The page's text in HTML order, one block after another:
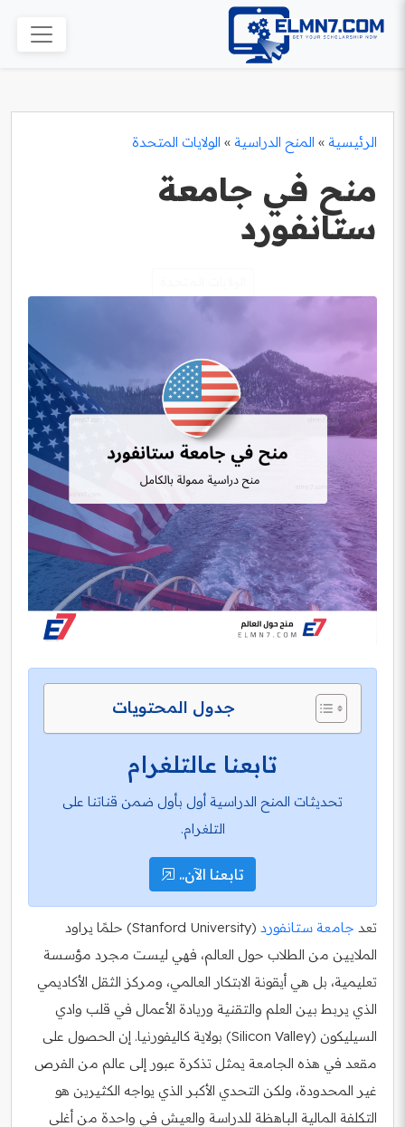
الرئيسية » المنح الدراسية » الولايات المتحدة
منح في جامعة
ستانفورد
جدول المحتويات
تابعنا عالتلغرام
تحديثات المنح الدراسية أول بأول ضمن قناتنا على
التلغرام.
تابعنا الآن..
تعد جامعة ستانفورد
(Stanford University) حلمًا يراود
الملايين من الطلاب حول العالم، فهي ليست مجرد مؤسسة
تعليمية، بل هي أيقونة الابتكار العالمي، ومركز الثقل الأكاديمي
الذي يربط بين العلم والتقنية وريادة الأعمال في قلب وادي
السيليكون (Silicon Valley) بولاية كاليفورنيا. إن الحصول على
مقعد في هذه الجامعة يمثل تذكرة عبور إلى عالم من الفرص
غير المحدودة، ولكن التحدي الأكبر الذي يواجه الكثيرين هو
التكلفة المالية الباهظة للدراسة والعيش في واحدة من أغلى